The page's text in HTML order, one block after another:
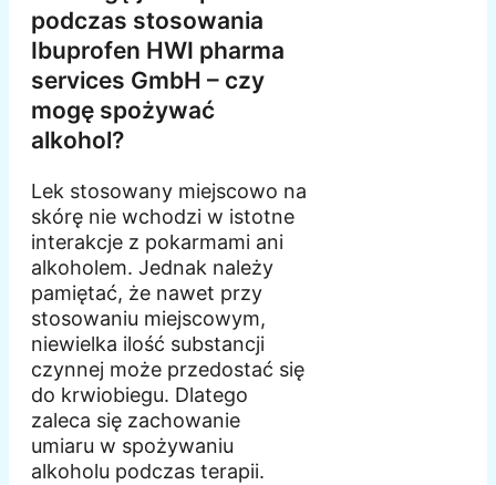
podczas stosowania
Ibuprofen HWI pharma
services GmbH – czy
mogę spożywać
alkohol?
Lek stosowany miejscowo na
skórę nie wchodzi w istotne
interakcje z pokarmami ani
alkoholem. Jednak należy
pamiętać, że nawet przy
stosowaniu miejscowym,
niewielka ilość substancji
czynnej może przedostać się
do krwiobiegu. Dlatego
zaleca się zachowanie
umiaru w spożywaniu
alkoholu podczas terapii.